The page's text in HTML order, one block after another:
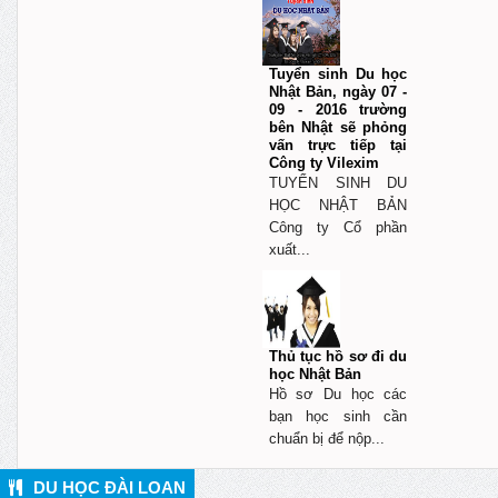
Tuyển sinh Du học
Nhật Bản, ngày 07 -
09 - 2016 trường
bên Nhật sẽ phỏng
vấn trực tiếp tại
Công ty Vilexim
TUYỂN SINH DU
HỌC NHẬT BẢN
Công ty Cổ phần
xuất...
Thủ tục hồ sơ đi du
học Nhật Bản
Hồ sơ Du học các
bạn học sinh cần
chuẩn bị để nộp...
DU HỌC ĐÀI LOAN